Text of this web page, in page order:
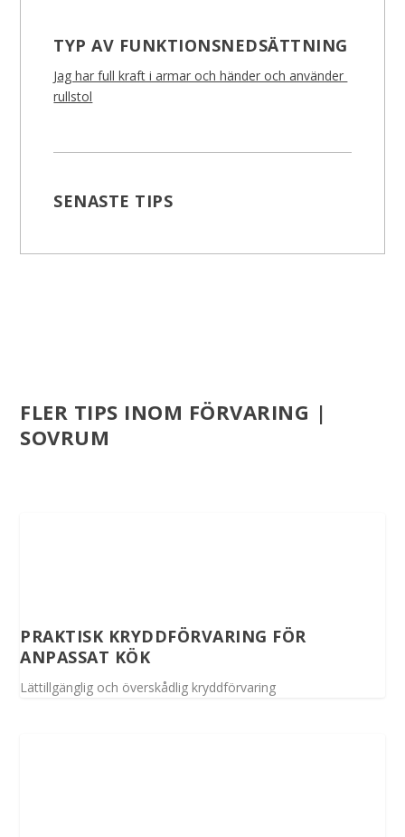
TYP AV FUNKTIONSNEDSÄTTNING
Jag har full kraft i armar och händer och använder
rullstol
SENASTE TIPS
FLER TIPS INOM FÖRVARING |
SOVRUM
PRAKTISK KRYDDFÖRVARING FÖR
ANPASSAT KÖK
Lättillgänglig och överskådlig kryddförvaring